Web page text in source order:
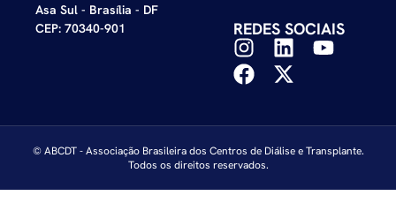
Asa Sul - Brasília - DF
CEP: 70340-901
REDES SOCIAIS
© ABCDT - Associação Brasileira dos Centros de Diálise e Transplante.
Todos os direitos reservados.